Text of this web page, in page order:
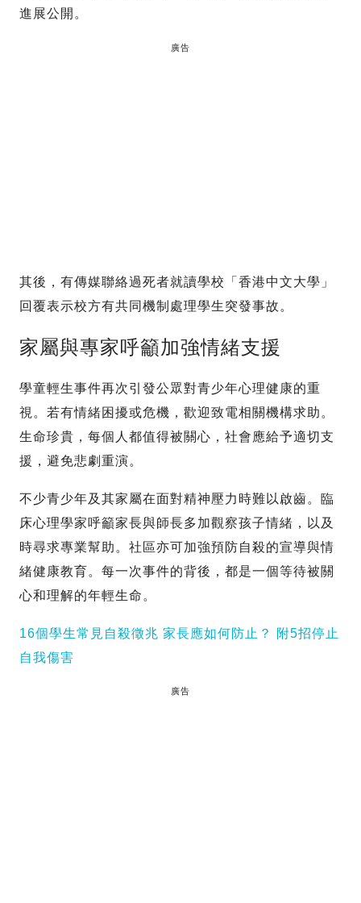
進展公開。
廣告
其後，有傳媒聯絡過死者就讀學校「香港中文大學」
回覆表示校方有共同機制處理學生突發事故。
家屬與專家呼籲加強情緒支援
學童輕生事件再次引發公眾對青少年心理健康的重
視。若有情緒困擾或危機，歡迎致電相關機構求助。
生命珍貴，每個人都值得被關心，社會應給予適切支
援，避免悲劇重演。
不少青少年及其家屬在面對精神壓力時難以啟齒。臨
床心理學家呼籲家長與師長多加觀察孩子情緒，以及
時尋求專業幫助。社區亦可加強預防自殺的宣導與情
緒健康教育。每一次事件的背後，都是一個等待被關
心和理解的年輕生命。
16個學生常見自殺徵兆 家長應如何防止？ 附5招停止
自我傷害
廣告